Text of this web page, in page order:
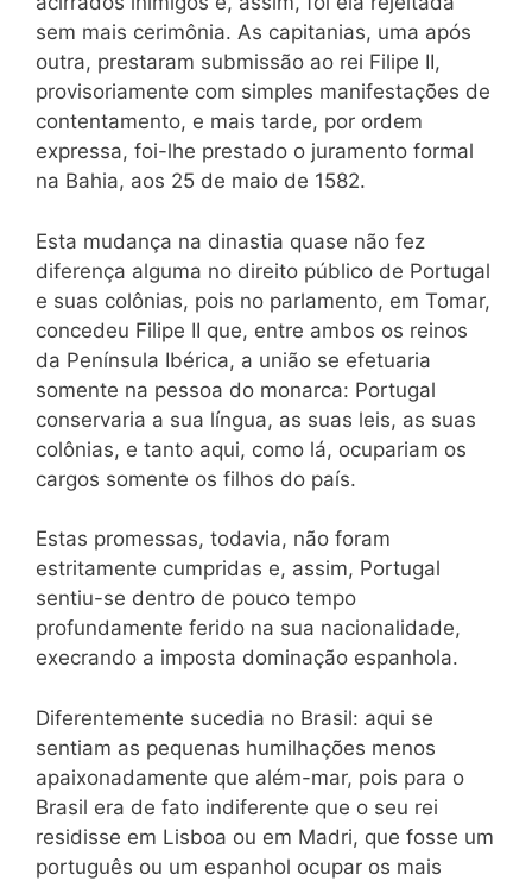
sem mais cerimônia. As capitanias, uma após
outra, prestaram submissão ao rei Filipe II,
provisoriamente com simples manifestações de
contentamento, e mais tarde, por ordem
expressa, foi-lhe prestado o juramento formal
na Bahia, aos 25 de maio de 1582.
Esta mudança na dinastia quase não fez
diferença alguma no direito público de Portugal
e suas colônias, pois no parlamento, em Tomar,
concedeu Filipe II que, entre ambos os reinos
da Península Ibérica, a união se efetuaria
somente na pessoa do monarca: Portugal
conservaria a sua língua, as suas leis, as suas
colônias, e tanto aqui, como lá, ocupariam os
cargos somente os filhos do país.
Estas promessas, todavia, não foram
estritamente cumpridas e, assim, Portugal
sentiu-se dentro de pouco tempo
profundamente ferido na sua nacionalidade,
execrando a imposta dominação espanhola.
Diferentemente sucedia no Brasil: aqui se
sentiam as pequenas humilhações menos
apaixonadamente que além-mar, pois para o
Brasil era de fato indiferente que o seu rei
residisse em Lisboa ou em Madri, que fosse um
português ou um espanhol ocupar os mais